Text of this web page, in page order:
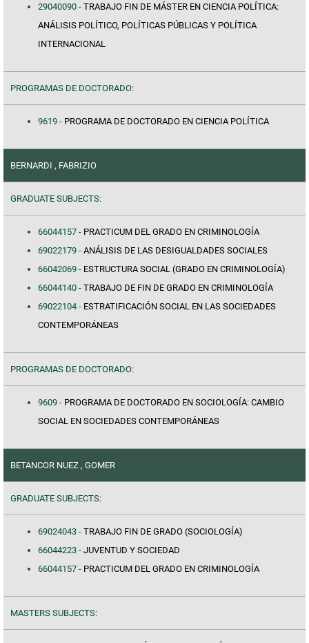
29040090 - TRABAJO FIN DE MÁSTER EN CIENCIA POLÍTICA:
ANÁLISIS POLÍTICO, POLÍTICAS PÚBLICAS Y POLÍTICA
INTERNACIONAL
PROGRAMAS DE DOCTORADO:
9619 - PROGRAMA DE DOCTORADO EN CIENCIA POLÍTICA
BERNARDI , FABRIZIO
GRADUATE SUBJECTS:
66044157 - PRACTICUM DEL GRADO EN CRIMINOLOGÍA
69022179 - ANÁLISIS DE LAS DESIGUALDADES SOCIALES
66042069 - ESTRUCTURA SOCIAL (GRADO EN CRIMINOLOGÍA)
66044140 - TRABAJO DE FIN DE GRADO EN CRIMINOLOGÍA
69022104 - ESTRATIFICACIÓN SOCIAL EN LAS SOCIEDADES
CONTEMPORÁNEAS
PROGRAMAS DE DOCTORADO:
9609 - PROGRAMA DE DOCTORADO EN SOCIOLOGÍA: CAMBIO
SOCIAL EN SOCIEDADES CONTEMPORÁNEAS
BETANCOR NUEZ , GOMER
GRADUATE SUBJECTS:
69024043 - TRABAJO FIN DE GRADO (SOCIOLOGÍA)
66044223 - JUVENTUD Y SOCIEDAD
66044157 - PRACTICUM DEL GRADO EN CRIMINOLOGÍA
MASTERS SUBJECTS: